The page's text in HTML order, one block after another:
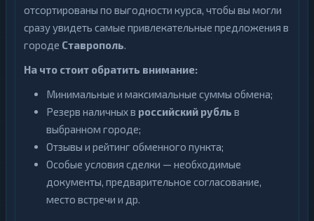
отсортированы по выгодности курса, чтобы вы могли
сразу увидеть самые привлекательные предложения в
городе Ставрополь.
На что стоит обратить внимание:
Минимальные и максимальные суммы обмена;
Резерв наличных в российский рубль в
выбранном городе;
Отзывы и рейтинг обменного пункта;
Особые условия сделки — необходимые
документы, предварительное согласование,
место встречи и др.